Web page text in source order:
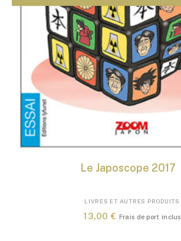
Le Japoscope 2017
LIVRES ET AUTRES PRODUITS
13,00€ Frais de port inclus